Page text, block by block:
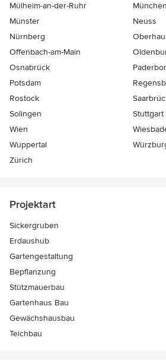
Mülheim-an-der-Ruhr
München
Münster
Neuss
Nürnberg
Offenbach-am-Main
Osnabrück
Potsdam
Rostock
Solingen
Stuttgart
Wien
Wuppertal
Zürich
Projektart
Sickergruben
Erdaushub
Gartengestaltung
Bepflanzung
Stützmauerbau
Gartenhaus Bau
Gewächshausbau
Teichbau